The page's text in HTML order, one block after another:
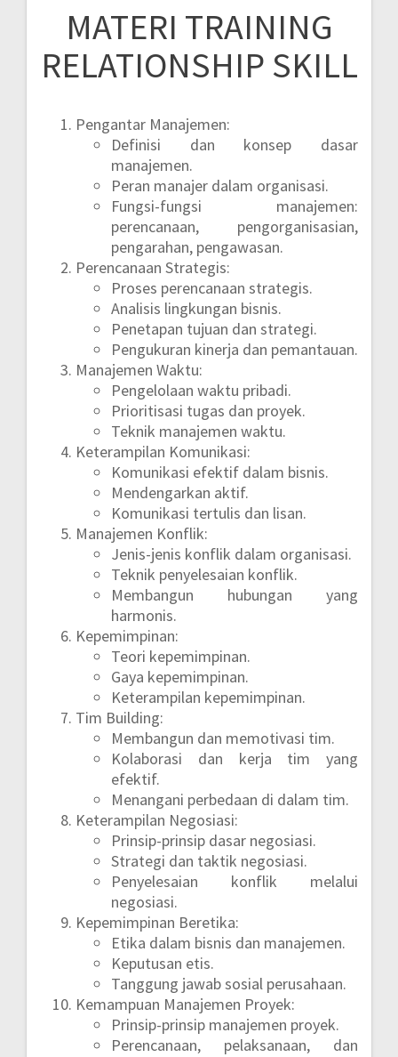
MATERI TRAINING
RELATIONSHIP SKILL
Pengantar Manajemen:
Definisi dan konsep dasar
manajemen.
Peran manajer dalam organisasi.
Fungsi-fungsi manajemen:
perencanaan, pengorganisasian,
pengarahan, pengawasan.
Perencanaan Strategis:
Proses perencanaan strategis.
Analisis lingkungan bisnis.
Penetapan tujuan dan strategi.
Pengukuran kinerja dan pemantauan.
Manajemen Waktu:
Pengelolaan waktu pribadi.
Prioritisasi tugas dan proyek.
Teknik manajemen waktu.
Keterampilan Komunikasi:
Komunikasi efektif dalam bisnis.
Mendengarkan aktif.
Komunikasi tertulis dan lisan.
Manajemen Konflik:
Jenis-jenis konflik dalam organisasi.
Teknik penyelesaian konflik.
Membangun hubungan yang
harmonis.
Kepemimpinan:
Teori kepemimpinan.
Gaya kepemimpinan.
Keterampilan kepemimpinan.
Tim Building:
Membangun dan memotivasi tim.
Kolaborasi dan kerja tim yang
efektif.
Menangani perbedaan di dalam tim.
Keterampilan Negosiasi:
Prinsip-prinsip dasar negosiasi.
Strategi dan taktik negosiasi.
Penyelesaian konflik melalui
negosiasi.
Kepemimpinan Beretika:
Etika dalam bisnis dan manajemen.
Keputusan etis.
Tanggung jawab sosial perusahaan.
Kemampuan Manajemen Proyek:
Prinsip-prinsip manajemen proyek.
Perencanaan, pelaksanaan, dan